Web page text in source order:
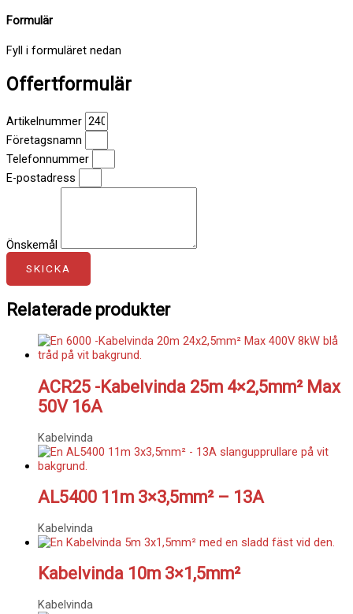
Formulär
Fyll i formuläret nedan
Offertformulär
Artikelnummer
Företagsnamn
Telefonnummer
E-postadress
Önskemål
SKICKA
Relaterade produkter
ACR25 -Kabelvinda 25m 4×2,5mm² Max
50V 16A
Kabelvinda
AL5400 11m 3×3,5mm² – 13A
Kabelvinda
Kabelvinda 10m 3×1,5mm²
Kabelvinda